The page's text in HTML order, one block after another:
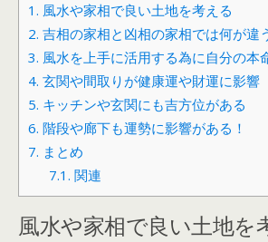
1. 風水や家相で良い土地を考える
2. 吉相の家相と凶相の家相では何が違
3. 風水を上手に活用する為に自分の本
4. 玄関や間取りが健康運や財運に影響
5. キッチンや玄関にも吉方位がある
6. 階段や廊下も運勢に影響がある！
7. まとめ
7.1. 関連
風水や家相で良い土地を